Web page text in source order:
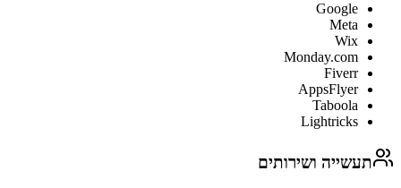
Google
Meta
Wix
Monday.com
Fiverr
AppsFlyer
Taboola
Lightricks
תעשייה ושירותים